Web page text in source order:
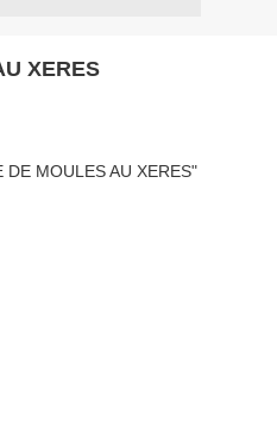
XERES